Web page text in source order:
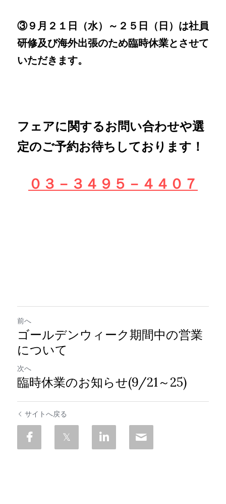
③９月２１日（水）～２５日（日）は社員
研修及び海外出張のため臨時休業とさせて
いただきます。
フェアに関するお問い合わせや選
定のご予約お待ちしております！
０３－３４９５－４４０７
前へ
ゴールデンウィーク期間中の営業
について
次へ
臨時休業のお知らせ(9/21～25)
サイトへ戻る